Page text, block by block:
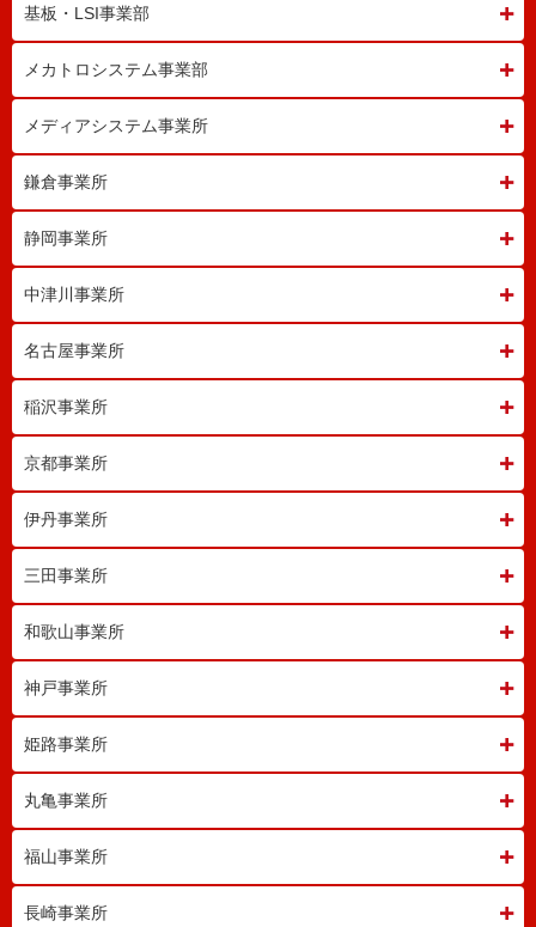
基板・LSI事業部
メカトロシステム事業部
メディアシステム事業所
鎌倉事業所
静岡事業所
中津川事業所
名古屋事業所
稲沢事業所
京都事業所
伊丹事業所
三田事業所
和歌山事業所
神戸事業所
姫路事業所
丸亀事業所
福山事業所
長崎事業所